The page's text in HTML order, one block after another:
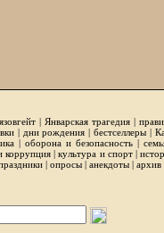
| Январская трагедия |
| дни рождения | бестселлеры|
| оборона и безопасность |
коррупция|культура и спорт|
| опросы | анекдоты | архив